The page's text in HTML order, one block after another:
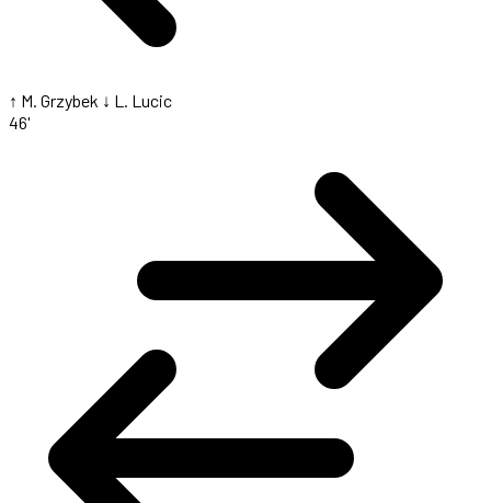
↑ M. Grzybek ↓ L. Lucic
46'